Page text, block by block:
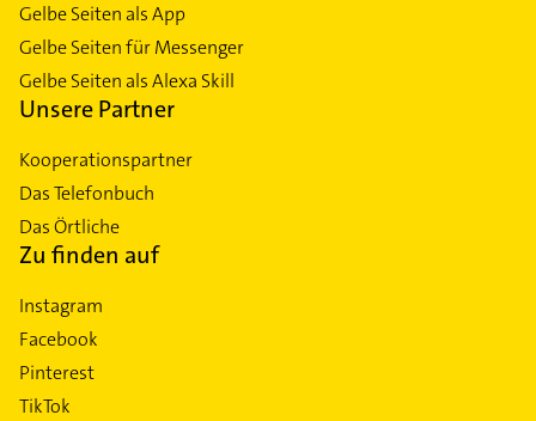
Gelbe Seiten als App
Gelbe Seiten für Messenger
Gelbe Seiten als Alexa Skill
Unsere Partner
Kooperationspartner
Das Telefonbuch
Das Örtliche
Zu finden auf
Instagram
Facebook
Pinterest
TikTok